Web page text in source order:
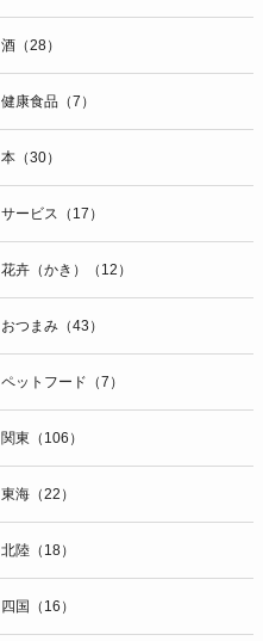
酒（28）
健康食品（7）
本（30）
サービス（17）
花卉（かき）（12）
おつまみ（43）
ペットフード（7）
関東（106）
東海（22）
北陸（18）
四国（16）